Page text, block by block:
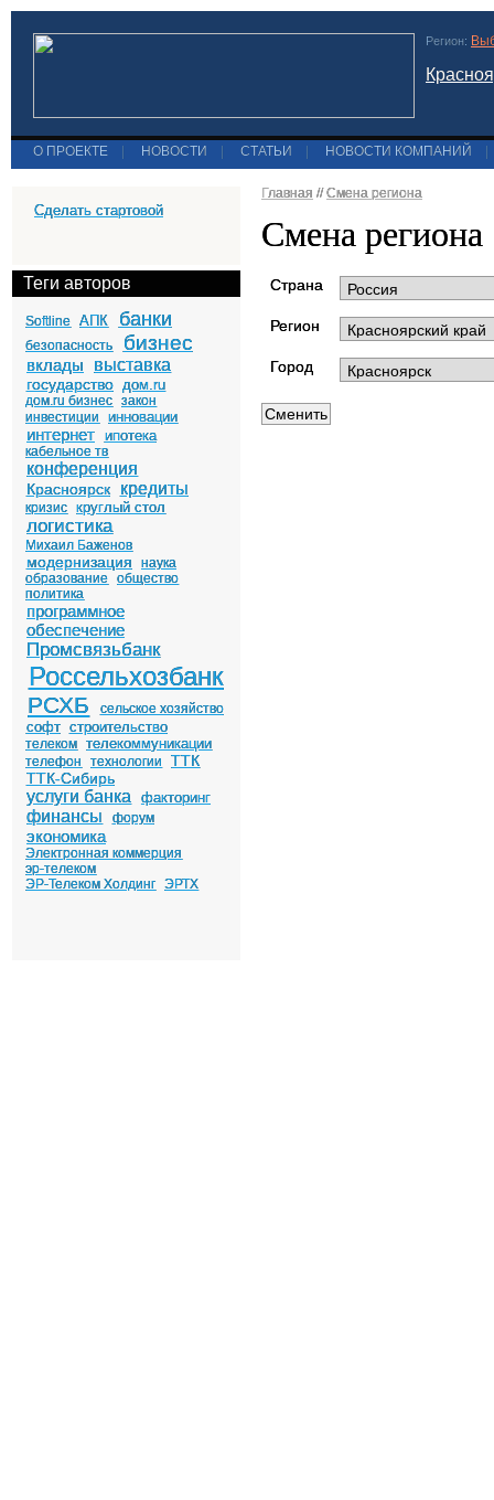
Регион:
О ПРОЕКТЕ НОВОСТИ СТАТЬИ НОВОСТИ КОМПАНИЙ
Сделать стартовой
Теги авторов
Softline АПК банки
безопасность бизнес
вклады выставка
государство дом.ru
дом.ru бизнес закон
инвестиции
инновации
интернет ипотека
кабельное тв
конференция
Красноярск кредиты
кризис круглый стол
логистика
Михаил Баженов
модернизация
наука
образование общество
политика
программное
обеспечение
Промсвязьбанк
Россельхозбанк
РСХБ сельское хозяйство
софт строительство
телеком телекоммуникации
телефон технологии
ТТК
ТТК-Сибирь
услуги банка факторинг
финансы форум
экономика
Электронная коммерция
эр-телеком
ЭР-Телеком Холдинг ЭРТХ
Главная // Смена региона
Смена региона
Страна
Регион
Город